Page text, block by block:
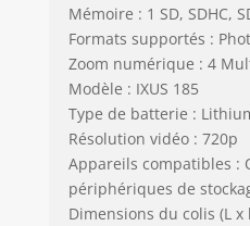
Mémoire : 1 SD, SDHC,
Formats supportés :
Zoom numérique : 4
Modèle : IXUS 185
Type de batterie :
Résolution vidéo : 720p
Appareils compatibles :
périphériques de
Dimensions du colis (L x